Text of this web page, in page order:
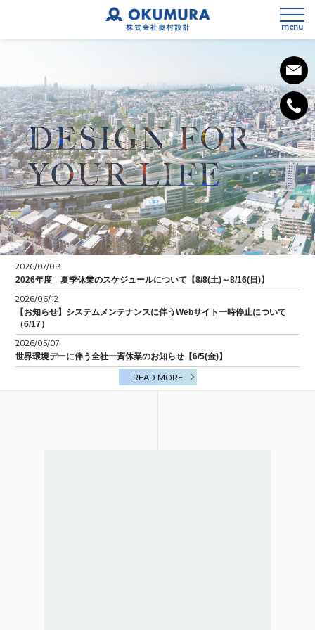
私たちの想い
会社概要
SDGsへの取組み
事業内容
3次元測量
設計
BIM/CIM
2026/07/08
2026年度 夏季休業のスケジュールについて【8/8(土)～8/16(日)】
2026/06/12
【お知らせ】システムメンテナンスに伴うWebサイト一時停止について
（6/17）
2026/05/07
世界環境デーに伴う全社一斉休業のお知らせ【6/5(金)】
READ MORE
menu